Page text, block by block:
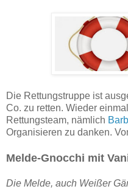
Die Rettungstruppe ist
Co. zu retten. Wieder
Rettungsteam, nämlich
Organisieren zu danken.
Melde-Gnocchi mit
Die Melde, auch Weißer